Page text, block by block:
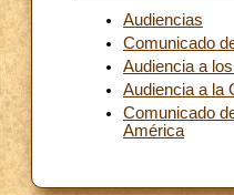
Audiencias
Comunicado
Audiencia a
Audiencia a la
Comunicado
América